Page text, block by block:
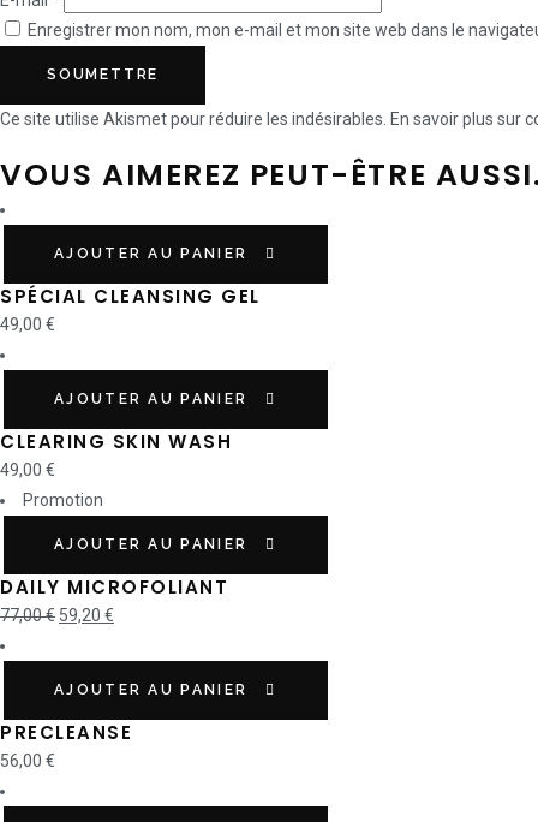
Enregistrer mon nom, mon e-mail et mon site web dans le
Ce site utilise Akismet pour réduire les indésirables. En savoir plus sur
VOUS AIMEREZ PEUT-ÊTRE
AJOUTER AU PANIER
SPÉCIAL CLEANSING GEL
49,00 €
AJOUTER AU PANIER
CLEARING SKIN WASH
49,00 €
Promotion
AJOUTER AU PANIER
DAILY MICROFOLIANT
77,00€ 59,20 €
AJOUTER AU PANIER
PRECLEANSE
56,00 €